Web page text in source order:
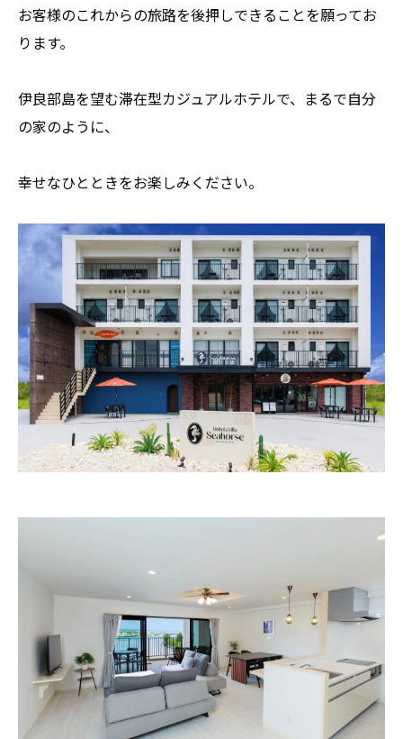
お客様のこれからの旅路を後押しできることを願ってお
ります。
伊良部島を望む滞在型カジュアルホテルで、まるで自分
の家のように、
幸せなひとときをお楽しみください。